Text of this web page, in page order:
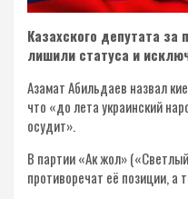
Казахского депутата
лишили статуса и
Азамат Абильдаев назвал
что «до лета украинский
осудит».
В партии «Ак жол»
противоречат её позиции, а